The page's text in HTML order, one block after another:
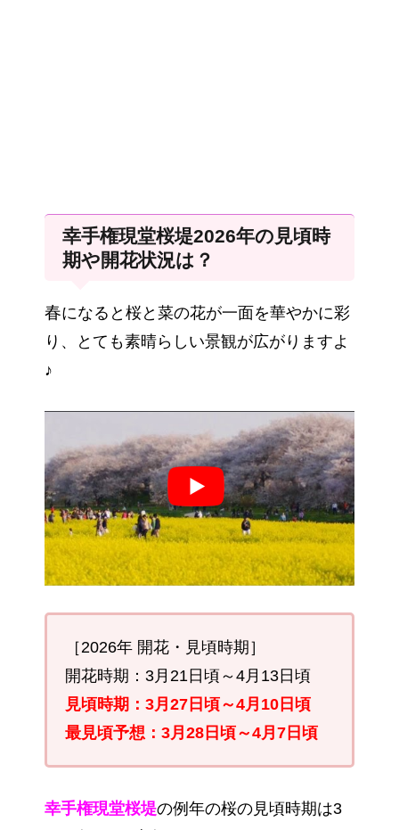
幸手権現堂桜堤2026年の見頃時
期や開花状況は？
春になると桜と菜の花が一面を華やかに彩
り、とても素晴らしい景観が広がりますよ
♪
［2026年 開花・見頃時期］
開花時期：3月21日頃～4月13日頃
見頃時期：3月27日頃～4月10日頃
最見頃予想：3月28日頃～4月7日頃
幸手権現堂桜堤の例年の桜の見頃時期は3